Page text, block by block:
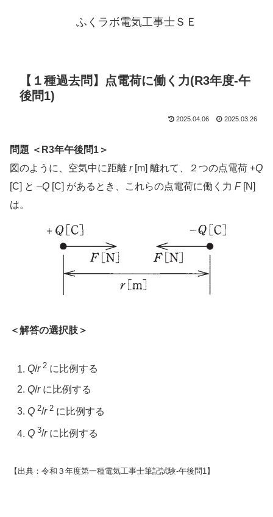
ふくラボ電気工事士ＳＥ
【１種過去問】点電荷に働く力(R3年度-午
後問1)
2025.04.06 2025.03.26
問題 ＜R3年午後問1＞
図のように、空気中に距離 r[m] 離れて、２つの点電荷 +Q
[C] と –Q [C] があるとき、これらの点電荷に働く力 F[N]
は。
＜解答の選択肢＞
Q/r2 に比例する
Q/rに比例する
Q 2/r2 に比例する
Q 3/rに比例する
【出典：令和３年度第一種電気工事士筆記試験-午後問1】